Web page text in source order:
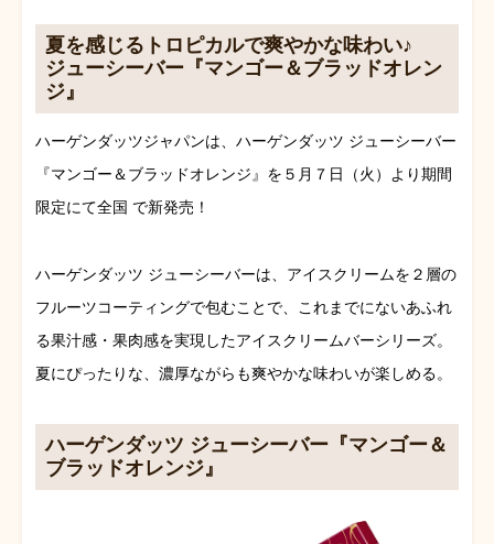
夏を感じるトロピカルで爽やかな味わい♪
ジューシーバー『マンゴー＆ブラッドオレン
ジ』
ハーゲンダッツジャパンは、ハーゲンダッツ ジューシーバー
『マンゴー＆ブラッドオレンジ』を５月７日（火）より期間
限定にて全国 で新発売！
ハーゲンダッツ ジューシーバーは、アイスクリームを２層の
フルーツコーティングで包むことで、これまでにないあふれ
る果汁感・果肉感を実現したアイスクリームバーシリーズ。
夏にぴったりな、濃厚ながらも爽やかな味わいが楽しめる。
ハーゲンダッツ ジューシーバー『マンゴー＆
ブラッドオレンジ』